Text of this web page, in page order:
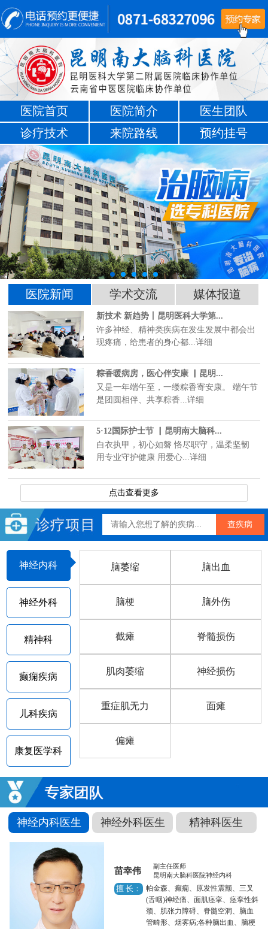
医院首页 医院简介
医生团队
诊疗技术
来院路线 预约挂号
医院新闻 学术交流 媒体报道
新技术 新趋势丨昆明医科大学第...
许多神经、精神类疾病在发生发展中都会出
现疼痛，给患者的身心都...详细
粽香暖病房，医心伴安康 ▏昆明...
又是一年端午至，一缕粽香寄安康。 端午节
是团圆相伴、共享粽香...详细
5·12国际护士节 ▏昆明南大脑科...
白衣执甲，初心如磐 恪尽职守，温柔坚韧
用专业守护健康 用爱心...详细
点击查看更多
神经内科
神经外科
精神科
癫痫疾病
儿科疾病
康复医学科
脑萎缩 脑出血
脑梗 脑外伤
截瘫 脊髓损伤
肌肉萎缩 神经损伤
重症肌无力 面瘫
偏瘫
神经内科医生 神经外科医生 精神科医生
苗幸伟
副主任医师
昆明南大脑科医院神经内科
擅 长：
帕金森、癫痫、原发性震颤、三叉
(舌咽)神经痛、面肌痉挛、痉挛性斜
颈、肌张力障碍、脊髓空洞、脑血
管畸形、烟雾病;各种脑出血、脑梗